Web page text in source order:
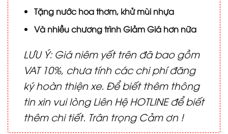
Tặng nước hoa thơm, khử mùi nhựa
Và nhiều chương trình Giảm Giá hơn nữa
LƯU Ý: Giá niêm yết trên đã bao gồm
VAT 10%, chưa tính các chi phí đăng
ký hoàn thiện xe. Để biết thêm thông
tin xin vui lòng Liên Hệ HOTLINE để biết
thêm chi tiết. Trân trọng Cảm ơn !